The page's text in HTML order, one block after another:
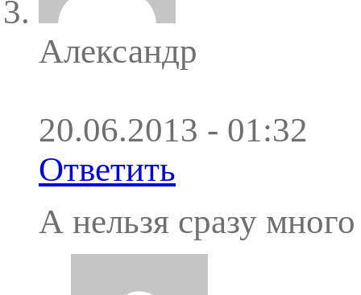
Александр
20.06.2013 - 01:32
Ответить
А нельзя сразу